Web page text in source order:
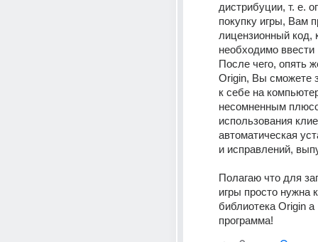
дистрибуции, т. е.
покупку игры, Вам
лицензионный код,
необходимо ввести
После чего, опять
Origin, Вы сможете
к себе на
несомненным
использования
автоматическая
и исправлений,
Полагаю что для
игры просто нужна
библиотека Origin
программа!